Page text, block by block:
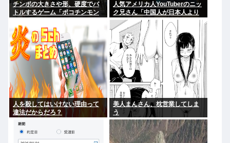
チンポの大きさや形、硬度でバ
トルするゲーム「ポコチンモン
人気アメリカ人YouTuberのニッ
ク兄さん「中国人が日本人より
マナーいいなんてあり得ない。
クソ過ぎ。中華料理も好きじゃ
ない」
人を殺してはいけない理由って
違法だからだろ？
美人まんさん、枕営業してしま
う